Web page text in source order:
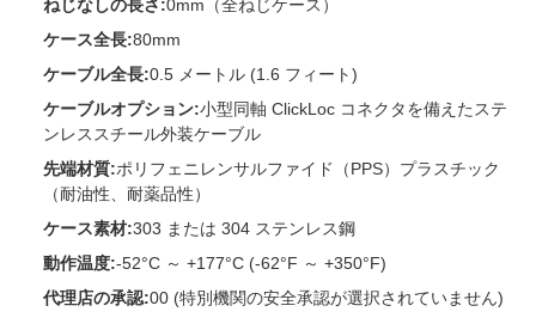
ねじなしの長さ:0mm（全ねじケース）
ケース全長:80mm
ケーブル全長:0.5 メートル (1.6 フィート)
ケーブルオプション:小型同軸 ClickLoc コネクタを備えたステ
ンレススチール外装ケーブル
先端材質:ポリフェニレンサルファイド（PPS）プラスチック
（耐油性、耐薬品性）
ケース素材:303 または 304 ステンレス鋼
動作温度:-52°C ～ +177°C (-62°F ～ +350°F)
代理店の承認:00 (特別機関の安全承認が選択されていません)